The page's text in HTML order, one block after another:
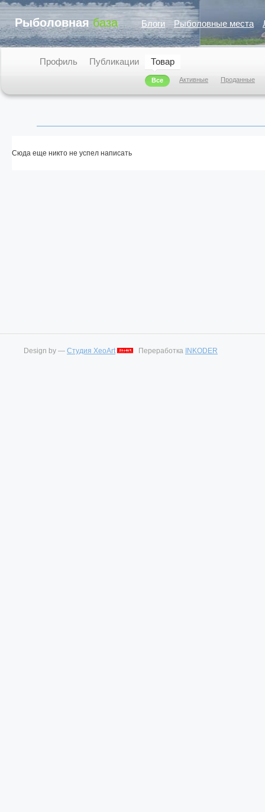
Рыболовная база Блоги Рыболовные места
Профиль Публикации Товар
Все Активные Проданные
Сюда еще никто не успел написать
Design by — Студия XeoArt Переработка INKODER